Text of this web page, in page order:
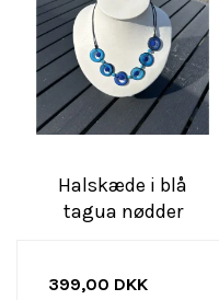
Halskæde i blå
tagua nødder
399,00 DKK